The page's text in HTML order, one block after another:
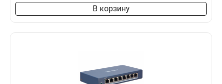
В корзину